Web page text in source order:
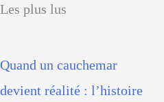
Les plus lus
Quand un cauchemar
devient réalité : l’histoire